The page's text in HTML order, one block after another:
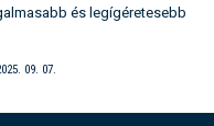
és legígéretesebb
09. 07.